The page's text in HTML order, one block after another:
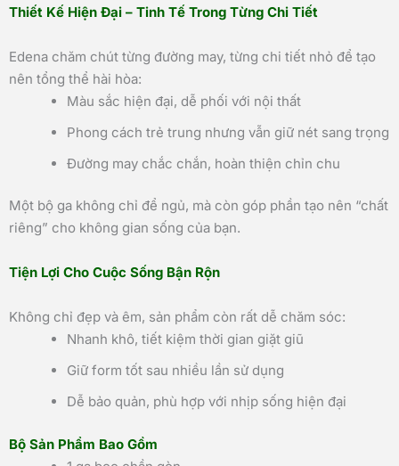
Thiết Kế Hiện Đại – Tinh Tế Trong Từng Chi Tiết
Edena chăm chút từng đường may, từng chi tiết nhỏ để tạo
nên tổng thể hài hòa:
Màu sắc hiện đại, dễ phối với nội thất
Phong cách trẻ trung nhưng vẫn giữ nét sang trọng
Đường may chắc chắn, hoàn thiện chỉn chu
Một bộ ga không chỉ để ngủ, mà còn góp phần tạo nên “chất
riêng” cho không gian sống của bạn.
Tiện Lợi Cho Cuộc Sống Bận Rộn
Không chỉ đẹp và êm, sản phẩm còn rất dễ chăm sóc:
Nhanh khô, tiết kiệm thời gian giặt giũ
Giữ form tốt sau nhiều lần sử dụng
Dễ bảo quản, phù hợp với nhịp sống hiện đại
Bộ Sản Phẩm Bao Gồm